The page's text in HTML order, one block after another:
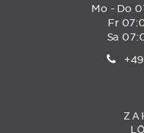
Mo - Do
Fr
Sa